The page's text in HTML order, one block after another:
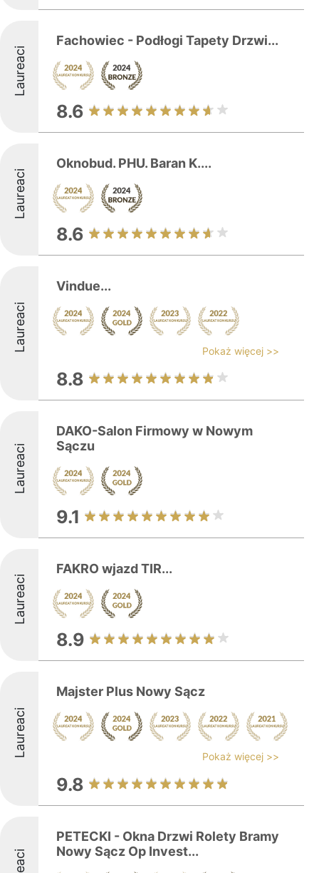
Laureaci
Fachowiec - Podłogi Tapety Drzwi...
8.6
Laureaci
Oknobud. PHU. Baran K....
8.6
Laureaci
Vindue...
Pokaż więcej >>
8.8
Laureaci
DAKO-Salon Firmowy w Nowym
Sączu
9.1
Laureaci
FAKRO wjazd TIR...
8.9
Laureaci
Majster Plus Nowy Sącz
Pokaż więcej >>
9.8
PETECKI - Okna Drzwi Rolety Bramy
Nowy Sącz Op Invest...